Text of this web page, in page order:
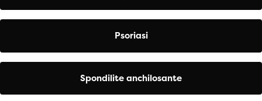
Psoriasi
Spondilite anchilosante